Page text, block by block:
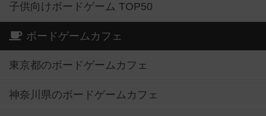
子供向けボードゲーム TOP50
ボードゲームカフェ
東京都のボードゲームカフェ
神奈川県のボードゲームカフェ